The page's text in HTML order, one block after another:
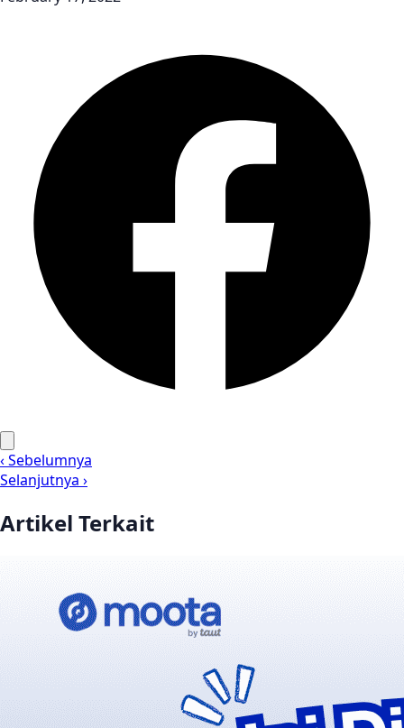
‹ Sebelumnya
Selanjutnya ›
Artikel Terkait